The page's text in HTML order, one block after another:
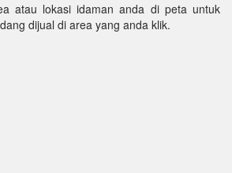
atau lokasi idaman anda di peta untuk
dijual di area yang anda klik.